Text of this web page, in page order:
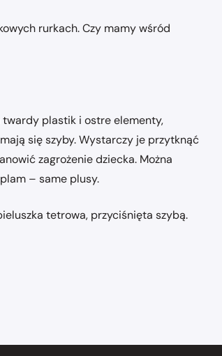
rurkach. Czy mamy wśród
twardy plastik i ostre elementy,
się szyby. Wystarczy je przytknąć
zagrożenie dziecka. Można
– same plusy.
tetrowa, przyciśnięta szybą.